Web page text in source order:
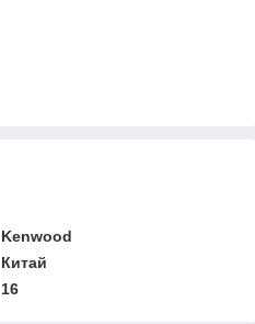
Kenwood
Китай
16